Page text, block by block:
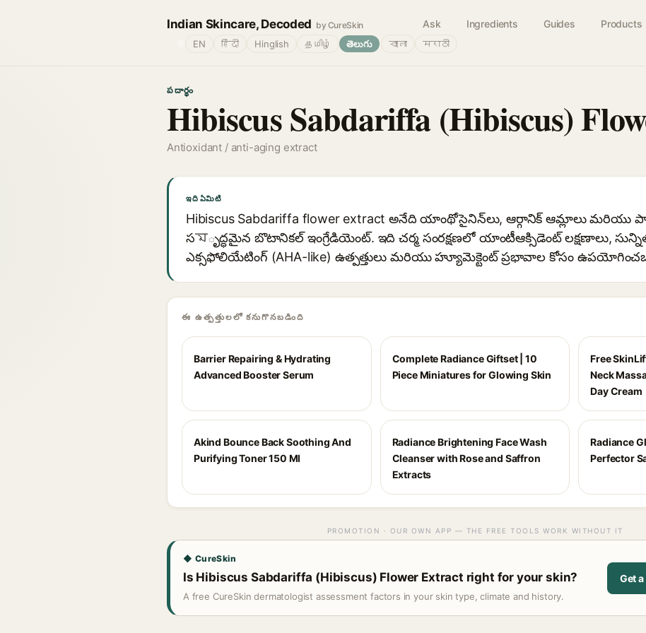
Indian Skincare, Decoded by CureSkin Ask Ingredients Guides Products
EN हिंदी Hinglish தமிழ் తెలుగు বাংলা मराठी
పదార్థం
Hibiscus Sabdariffa (Hibiscus)
Antioxidant / anti-aging extract
ఇది ఏమిటి
Hibiscus Sabdariffa flower extract అనేది యాంథోసైనిన్‌లు, ఆర్గానిక్ ఆమ్లాలు
సমృద్ధమైన బొటానికల్ ఇంగ్రేడియెంట్. ఇది చర్మ సంరక్షణలో యాంటీఆక్సిడెంట్ లక్షణాలు,
ఎక్సఫోలియేటింగ్ (AHA-like) ఉత్పత్తులు మరియు హ్యూమెక్టెంట్ ప్రభావాల కోసం
ఈ ఉత్పత్తులలో కనుగొనబడింది
Barrier Repairing & Hydrating
Advanced Booster Serum
Complete Radiance Giftset | 10
Piece Miniatures for Glowing Skin
Free
Neck
Day Cream
Akind Bounce Back Soothing And
Purifying Toner 150 Ml
Radiance Brightening Face Wash
Cleanser with Rose and Saffron
Extracts
Radiance
Perfector
PROMOTION · OUR OWN APP — THE FREE TOOLS WORK WITHOUT IT
◆ CureSkin
Is Hibiscus Sabdariffa (Hibiscus) Flower Extract right for your skin?
A free CureSkin dermatologist assessment factors in your skin type, climate and history.
Get